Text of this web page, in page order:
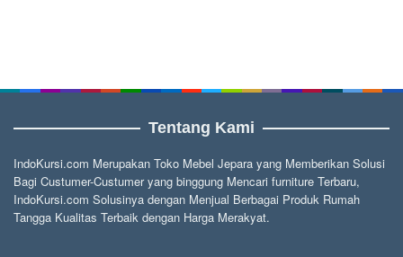
Tentang Kami
IndoKursi.com Merupakan Toko Mebel Jepara yang Memberikan Solusi
Bagi Custumer-Custumer yang binggung Mencari furniture Terbaru,
IndoKursi.com Solusinya dengan Menjual Berbagai Produk Rumah
Tangga Kualitas Terbaik dengan Harga Merakyat.